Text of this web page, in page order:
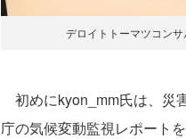
デロイトトーマツコン
初めにkyon_mm氏は、災
庁の気候変動監視レポート